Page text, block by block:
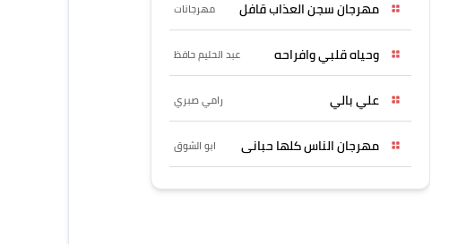
مهرجان سجن العذاب قافل مهرجانات
وحياه قلبي وافراحه عبد الحليم حافظ
علي بالي رامي صبري
مهرجان الناس كلها حبانى ابو الشوق